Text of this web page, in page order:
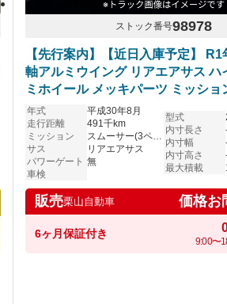
ストック番号98978
【先行案内】【近日入庫予定】
軸アルミウイング リアエアサス ハ
ミホイール メッキパーツ ミッショ
いすゞギガ
年式
平成30年8月
走行距離
491千km
ミッション
スムーサー(3ペダル)
サス
リアエアサス
パワーゲート 無
車検
型式
内寸長さ
内寸幅
内寸高さ
最大積載
販売栗山自動車 価格お
6ヶ月保証付き
9:00〜